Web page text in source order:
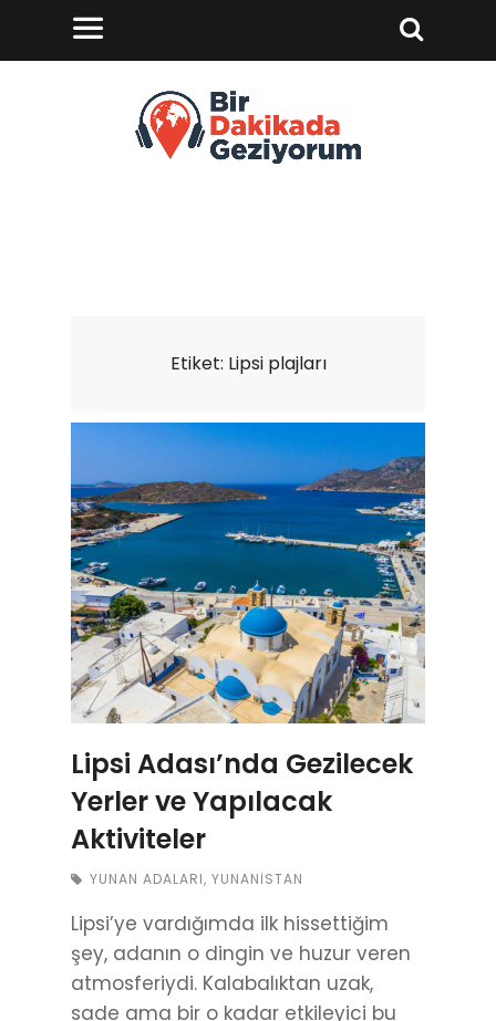
Etiket: Lipsi plajları
Lipsi Adası’nda Gezilecek
Yerler ve Yapılacak
Aktiviteler
YUNAN ADALARI, YUNANISTAN
Lipsi’ye vardığımda ilk hissettiğim
şey, adanın o dingin ve huzur veren
atmosferiydi. Kalabalıktan uzak,
sade ama bir o kadar etkileyici bu